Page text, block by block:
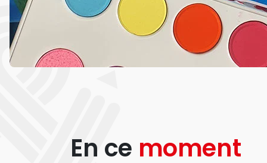
En ce moment